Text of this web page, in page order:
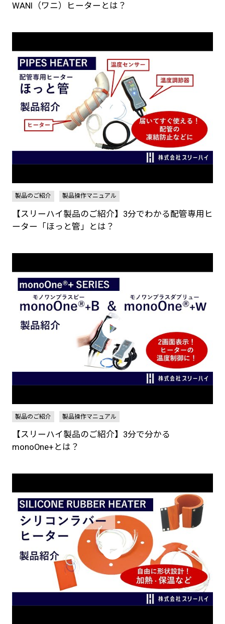
WANI（ワニ）ヒーターとは？
製品のご紹介 製品操作マニュアル
【スリーハイ製品のご紹介】3分でわかる配管専用ヒ
ーター「ほっと管」とは？
製品のご紹介 製品操作マニュアル
【スリーハイ製品のご紹介】3分で分かる
monoOne+とは？